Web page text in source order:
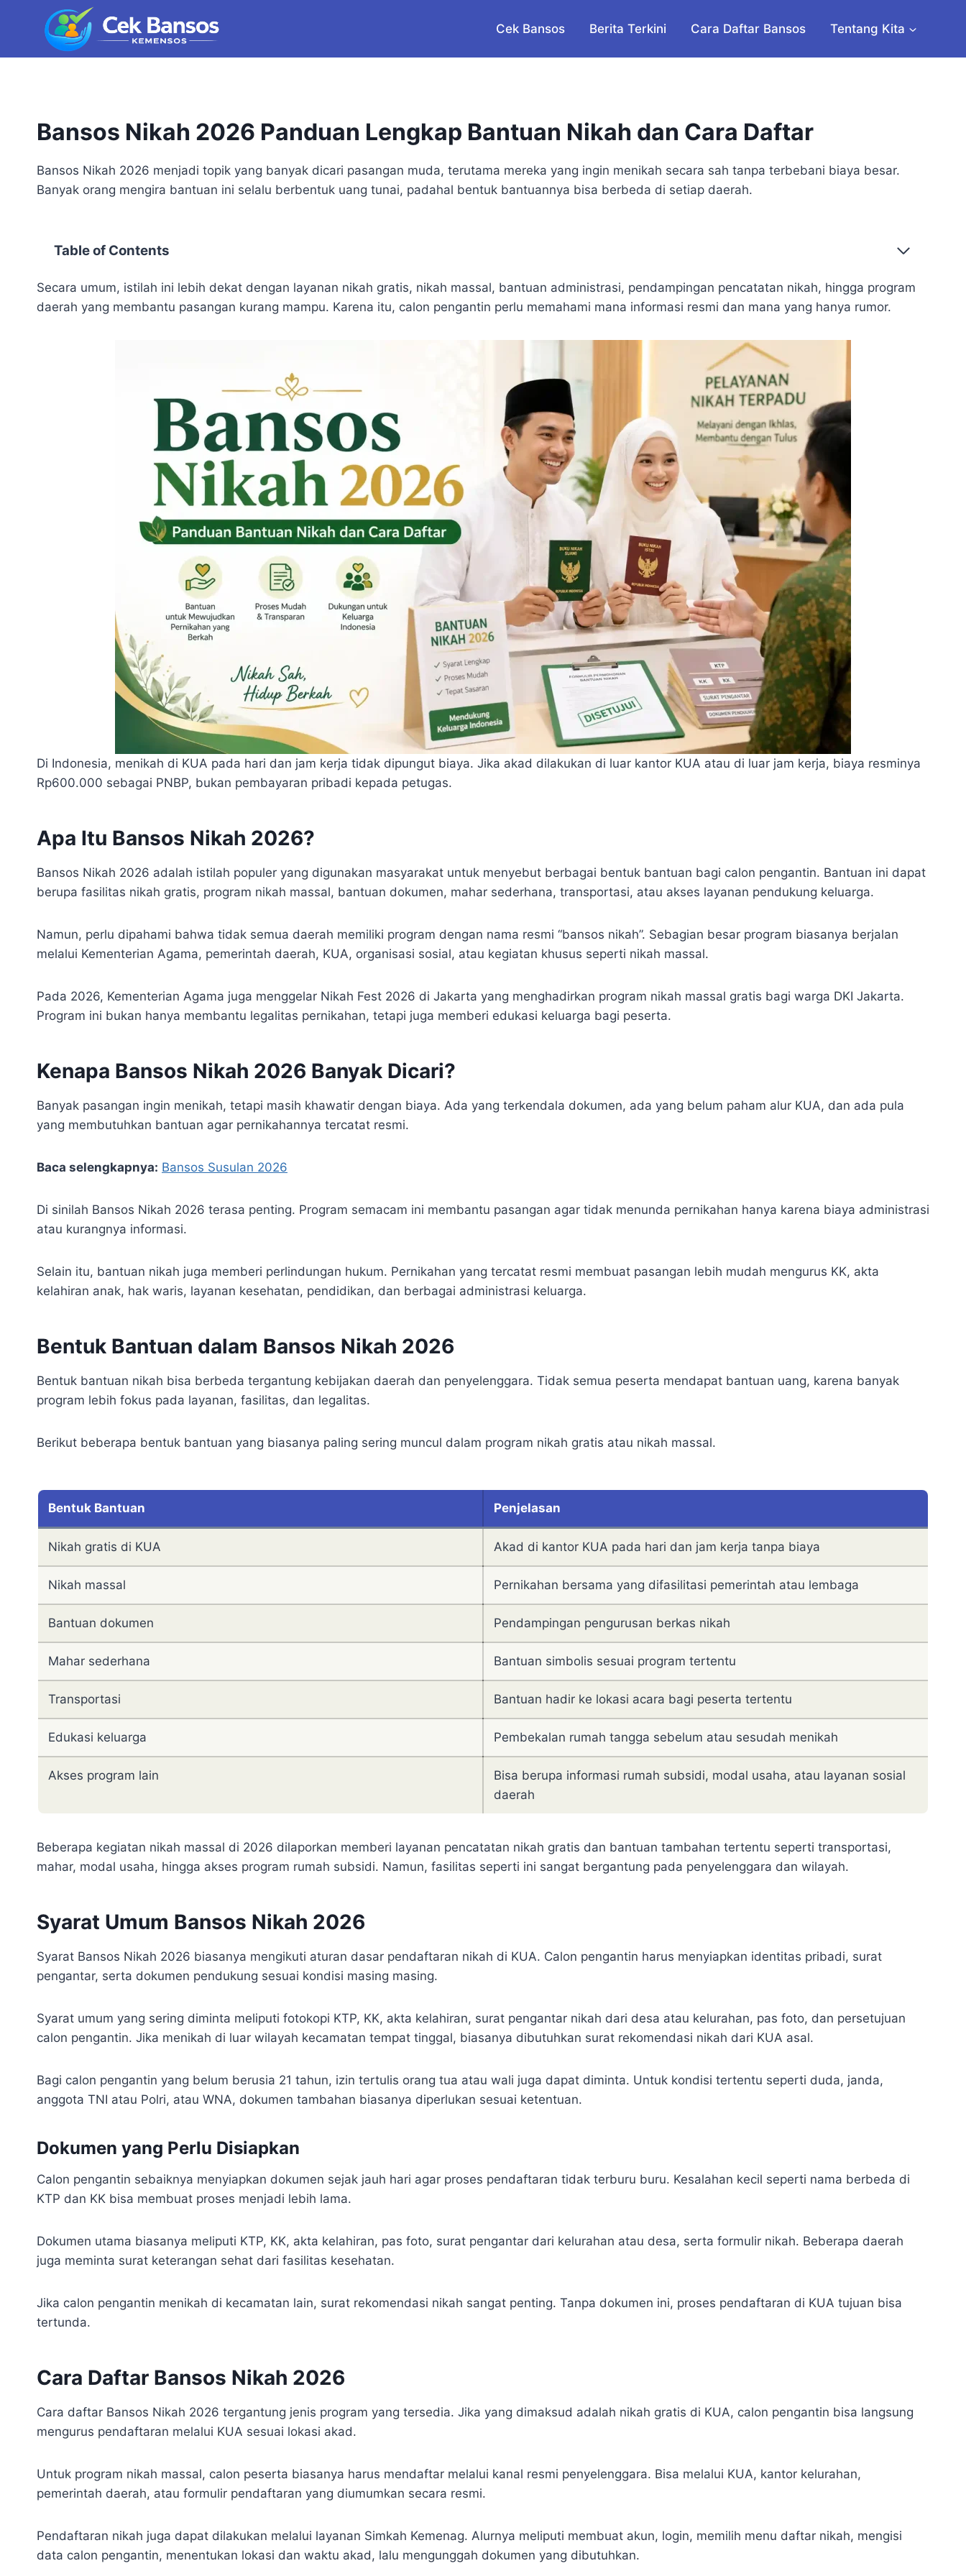
Cek Bansos Berita Terkini Cara Daftar Bansos Tentang Kita
Bansos Nikah 2026 Panduan Lengkap Bantuan Nikah dan Cara Daftar
Bansos Nikah 2026 menjadi topik yang banyak dicari pasangan muda, terutama mereka yang ingin menikah secara sah tanpa terbebani biaya besar.
Banyak orang mengira bantuan ini selalu berbentuk uang tunai, padahal bentuk bantuannya bisa berbeda di setiap daerah.
Table of Contents
Secara umum, istilah ini lebih dekat dengan layanan nikah gratis, nikah massal, bantuan administrasi, pendampingan pencatatan nikah, hingga program
daerah yang membantu pasangan kurang mampu. Karena itu, calon pengantin perlu memahami mana informasi resmi dan mana yang hanya rumor.
Di Indonesia, menikah di KUA pada hari dan jam kerja tidak dipungut biaya. Jika akad dilakukan di luar kantor KUA atau di luar jam kerja, biaya resminya
Rp600.000 sebagai PNBP, bukan pembayaran pribadi kepada petugas.
Apa Itu Bansos Nikah 2026?
Bansos Nikah 2026 adalah istilah populer yang digunakan masyarakat untuk menyebut berbagai bentuk bantuan bagi calon pengantin. Bantuan ini dapat
berupa fasilitas nikah gratis, program nikah massal, bantuan dokumen, mahar sederhana, transportasi, atau akses layanan pendukung keluarga.
Namun, perlu dipahami bahwa tidak semua daerah memiliki program dengan nama resmi “bansos nikah”. Sebagian besar program biasanya berjalan
melalui Kementerian Agama, pemerintah daerah, KUA, organisasi sosial, atau kegiatan khusus seperti nikah massal.
Pada 2026, Kementerian Agama juga menggelar Nikah Fest 2026 di Jakarta yang menghadirkan program nikah massal gratis bagi warga DKI Jakarta.
Program ini bukan hanya membantu legalitas pernikahan, tetapi juga memberi edukasi keluarga bagi peserta.
Kenapa Bansos Nikah 2026 Banyak Dicari?
Banyak pasangan ingin menikah, tetapi masih khawatir dengan biaya. Ada yang terkendala dokumen, ada yang belum paham alur KUA, dan ada pula
yang membutuhkan bantuan agar pernikahannya tercatat resmi.
Baca selengkapnya: Bansos Susulan 2026
Di sinilah Bansos Nikah 2026 terasa penting. Program semacam ini membantu pasangan agar tidak menunda pernikahan hanya karena biaya administrasi
atau kurangnya informasi.
Selain itu, bantuan nikah juga memberi perlindungan hukum. Pernikahan yang tercatat resmi membuat pasangan lebih mudah mengurus KK, akta
kelahiran anak, hak waris, layanan kesehatan, pendidikan, dan berbagai administrasi keluarga.
Bentuk Bantuan dalam Bansos Nikah 2026
Bentuk bantuan nikah bisa berbeda tergantung kebijakan daerah dan penyelenggara. Tidak semua peserta mendapat bantuan uang, karena banyak
program lebih fokus pada layanan, fasilitas, dan legalitas.
Berikut beberapa bentuk bantuan yang biasanya paling sering muncul dalam program nikah gratis atau nikah massal.
Bentuk Bantuan Penjelasan
Nikah gratis di KUA Akad di kantor KUA pada hari dan jam kerja tanpa biaya
Nikah massal Pernikahan bersama yang difasilitasi pemerintah atau lembaga
Bantuan dokumen Pendampingan pengurusan berkas nikah
Mahar sederhana Bantuan simbolis sesuai program tertentu
Transportasi Bantuan hadir ke lokasi acara bagi peserta tertentu
Edukasi keluarga Pembekalan rumah tangga sebelum atau sesudah menikah
Akses program lain
Bisa berupa informasi rumah subsidi, modal usaha, atau layanan sosial
daerah
Beberapa kegiatan nikah massal di 2026 dilaporkan memberi layanan pencatatan nikah gratis dan bantuan tambahan tertentu seperti transportasi,
mahar, modal usaha, hingga akses program rumah subsidi. Namun, fasilitas seperti ini sangat bergantung pada penyelenggara dan wilayah.
Syarat Umum Bansos Nikah 2026
Syarat Bansos Nikah 2026 biasanya mengikuti aturan dasar pendaftaran nikah di KUA. Calon pengantin harus menyiapkan identitas pribadi, surat
pengantar, serta dokumen pendukung sesuai kondisi masing masing.
Syarat umum yang sering diminta meliputi fotokopi KTP, KK, akta kelahiran, surat pengantar nikah dari desa atau kelurahan, pas foto, dan persetujuan
calon pengantin. Jika menikah di luar wilayah kecamatan tempat tinggal, biasanya dibutuhkan surat rekomendasi nikah dari KUA asal.
Bagi calon pengantin yang belum berusia 21 tahun, izin tertulis orang tua atau wali juga dapat diminta. Untuk kondisi tertentu seperti duda, janda,
anggota TNI atau Polri, atau WNA, dokumen tambahan biasanya diperlukan sesuai ketentuan.
Dokumen yang Perlu Disiapkan
Calon pengantin sebaiknya menyiapkan dokumen sejak jauh hari agar proses pendaftaran tidak terburu buru. Kesalahan kecil seperti nama berbeda di
KTP dan KK bisa membuat proses menjadi lebih lama.
Dokumen utama biasanya meliputi KTP, KK, akta kelahiran, pas foto, surat pengantar dari kelurahan atau desa, serta formulir nikah. Beberapa daerah
juga meminta surat keterangan sehat dari fasilitas kesehatan.
Jika calon pengantin menikah di kecamatan lain, surat rekomendasi nikah sangat penting. Tanpa dokumen ini, proses pendaftaran di KUA tujuan bisa
tertunda.
Cara Daftar Bansos Nikah 2026
Cara daftar Bansos Nikah 2026 tergantung jenis program yang tersedia. Jika yang dimaksud adalah nikah gratis di KUA, calon pengantin bisa langsung
mengurus pendaftaran melalui KUA sesuai lokasi akad.
Untuk program nikah massal, calon peserta biasanya harus mendaftar melalui kanal resmi penyelenggara. Bisa melalui KUA, kantor kelurahan,
pemerintah daerah, atau formulir pendaftaran yang diumumkan secara resmi.
Pendaftaran nikah juga dapat dilakukan melalui layanan Simkah Kemenag. Alurnya meliputi membuat akun, login, memilih menu daftar nikah, mengisi
data calon pengantin, menentukan lokasi dan waktu akad, lalu mengunggah dokumen yang dibutuhkan.